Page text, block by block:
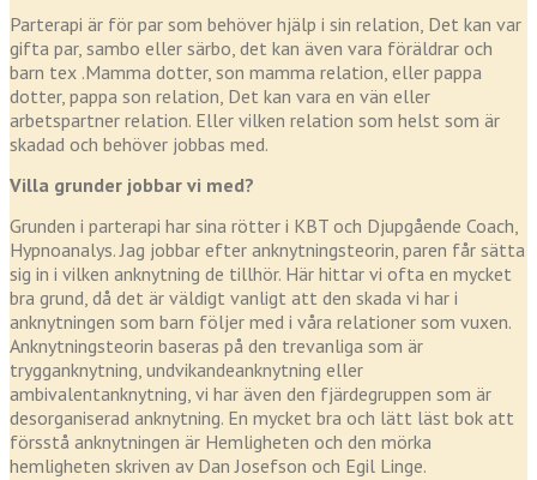
Parterapi är för par som behöver hjälp i sin relation, Det kan var
gifta par, sambo eller särbo, det kan även vara föräldrar och
barn tex .Mamma dotter, son mamma relation, eller pappa
dotter, pappa son relation, Det kan vara en vän eller
arbetspartner relation. Eller vilken relation som helst som är
skadad och behöver jobbas med.
Villa grunder jobbar vi med?
Grunden i parterapi har sina rötter i KBT och Djupgående Coach,
Hypnoanalys. Jag jobbar efter anknytningsteorin, paren får sätta
sig in i vilken anknytning de tillhör. Här hittar vi ofta en mycket
bra grund, då det är väldigt vanligt att den skada vi har i
anknytningen som barn följer med i våra relationer som vuxen.
Anknytningsteorin baseras på den trevanliga som är
trygganknytning, undvikandeanknytning eller
ambivalentanknytning, vi har även den fjärdegruppen som är
desorganiserad anknytning. En mycket bra och lätt läst bok att
försstå anknytningen är Hemligheten och den mörka
hemligheten skriven av Dan Josefson och Egil Linge.